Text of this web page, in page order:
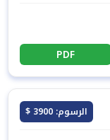
PDF
الرسوم: 3900 $